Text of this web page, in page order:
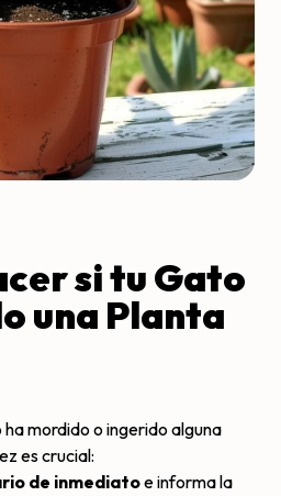
si tu Gato
una Planta
mordido o ingerido alguna
es crucial:
de inmediatoe informa la